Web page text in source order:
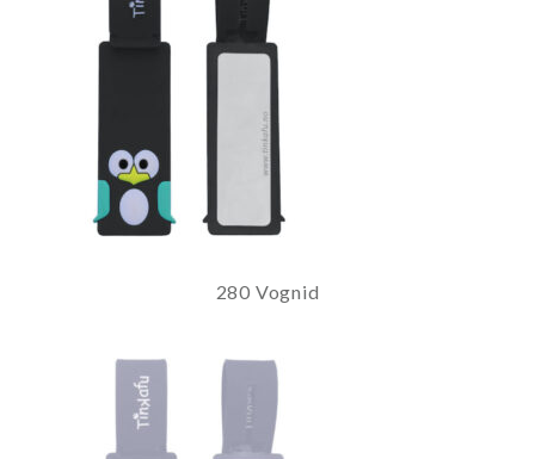
280 Vognid